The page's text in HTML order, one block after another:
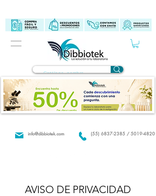
(55) 6837-2385 / 5019-4820
info@dibbiotek.com
AVISO DE PRIVACIDAD